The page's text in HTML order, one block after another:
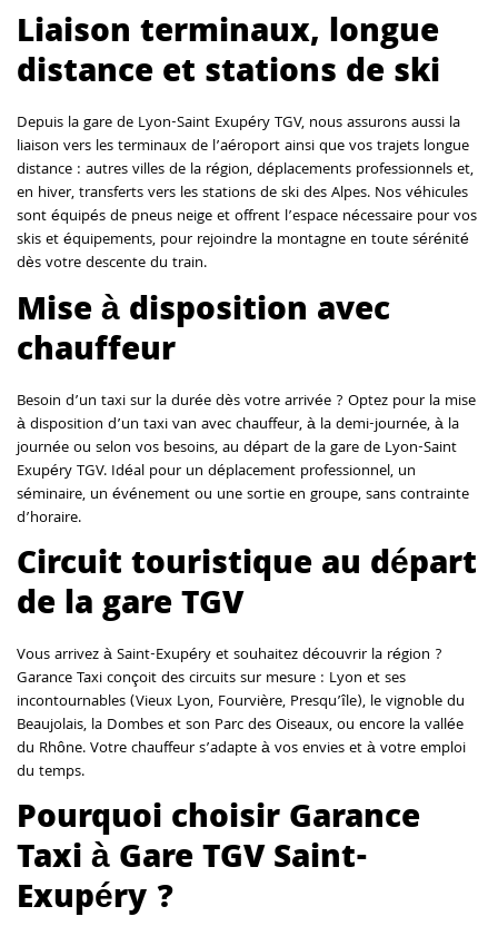
Liaison terminaux, longue
distance et stations de ski
Depuis la gare de Lyon-Saint Exupéry TGV, nous assurons aussi la
liaison vers les terminaux de l’aéroport ainsi que vos trajets longue
distance : autres villes de la région, déplacements professionnels et,
en hiver, transferts vers les stations de ski des Alpes. Nos véhicules
sont équipés de pneus neige et offrent l’espace nécessaire pour vos
skis et équipements, pour rejoindre la montagne en toute sérénité
dès votre descente du train.
Mise à disposition avec
chauffeur
Besoin d’un taxi sur la durée dès votre arrivée ? Optez pour la mise
à disposition d’un taxi van avec chauffeur, à la demi-journée, à la
journée ou selon vos besoins, au départ de la gare de Lyon-Saint
Exupéry TGV. Idéal pour un déplacement professionnel, un
séminaire, un événement ou une sortie en groupe, sans contrainte
d’horaire.
Circuit touristique au départ
de la gare TGV
Vous arrivez à Saint-Exupéry et souhaitez découvrir la région ?
Garance Taxi conçoit des circuits sur mesure : Lyon et ses
incontournables (Vieux Lyon, Fourvière, Presqu’île), le vignoble du
Beaujolais, la Dombes et son Parc des Oiseaux, ou encore la vallée
du Rhône. Votre chauffeur s’adapte à vos envies et à votre emploi
du temps.
Pourquoi choisir Garance
Taxi à Gare TGV Saint-
Exupéry ?